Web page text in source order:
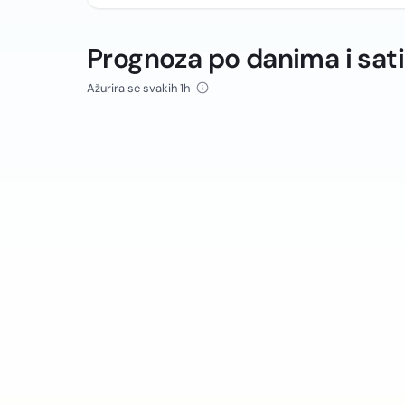
Prognoza po danima i
Ažurira se svakih 1h